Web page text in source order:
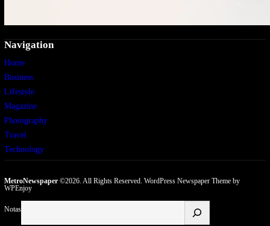
Navigation
Home
Business
Lifestyle
Magazine
Photography
Travel
Technology
MetroNewspaper©2026. All Rights Reserved. WordPress Newspaper Themeby
WPEnjoy
Notas